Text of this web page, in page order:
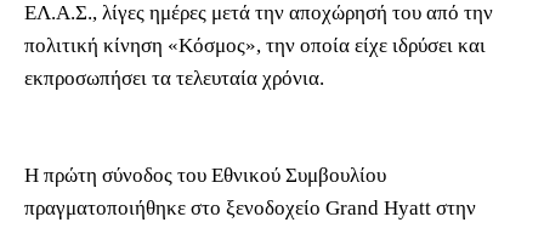
ΕΛ.Α.Σ., λίγες ημέρες μετά την αποχώρησή του από την
πολιτική κίνηση «Κόσμος», την οποία είχε ιδρύσει και
εκπροσωπήσει τα τελευταία χρόνια.
Η πρώτη σύνοδος του Εθνικού Συμβουλίου
πραγματοποιήθηκε στο ξενοδοχείο Grand Hyatt στην